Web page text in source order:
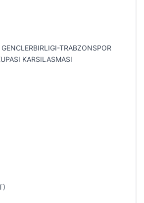
TRABZONSPOR
KARSILASMASI